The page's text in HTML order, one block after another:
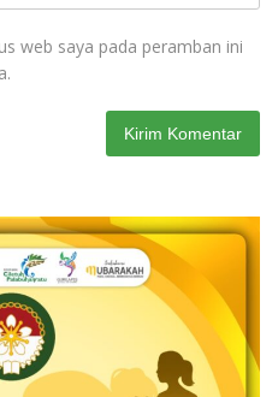
web saya pada peramban ini